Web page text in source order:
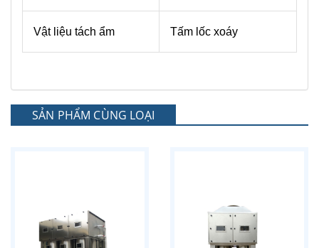
Vật liệu tách ẩm Tấm lốc xoáy
SẢN PHẨM CÙNG LOẠI